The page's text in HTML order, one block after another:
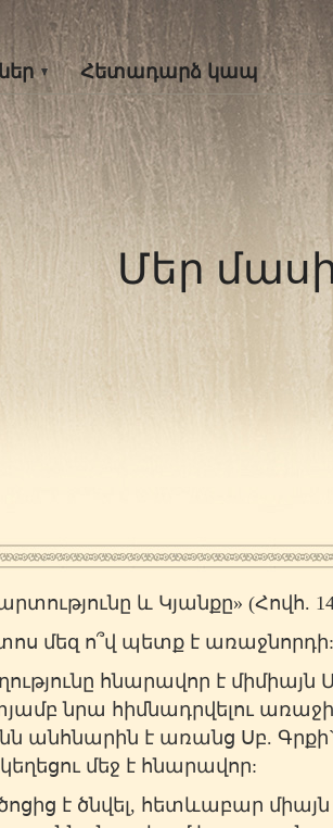
Հետադարձ կապ
Մեր
և Կյանքը» (Հովհ.
մեզ ո՞վ պետք է առաջնորդի:
հնարավոր է
նրա հիմնադրվելու
անհնարին է առանց Սբ.
մեջ է հնարավոր:
է ծնվել, հետևաբար